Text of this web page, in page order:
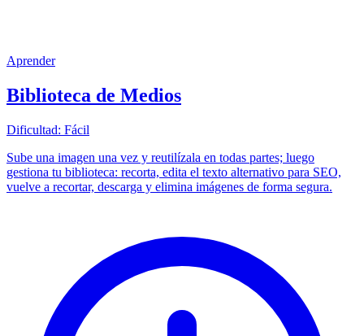
Aprender
Biblioteca de Medios
Dificultad: Fácil
Sube una imagen una vez y reutilízala en todas partes; luego
gestiona tu biblioteca: recorta, edita el texto alternativo para SEO,
vuelve a recortar, descarga y elimina imágenes de forma segura.